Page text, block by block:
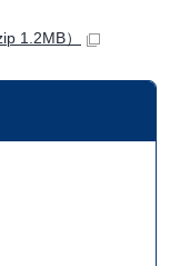
1.2MB）